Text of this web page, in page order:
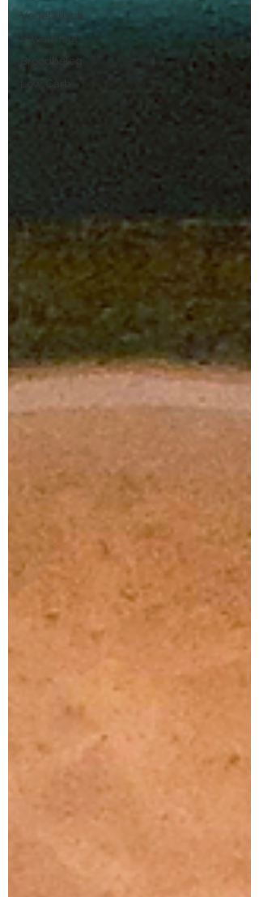
Vegetarisch
Havermout
Broodbeleg